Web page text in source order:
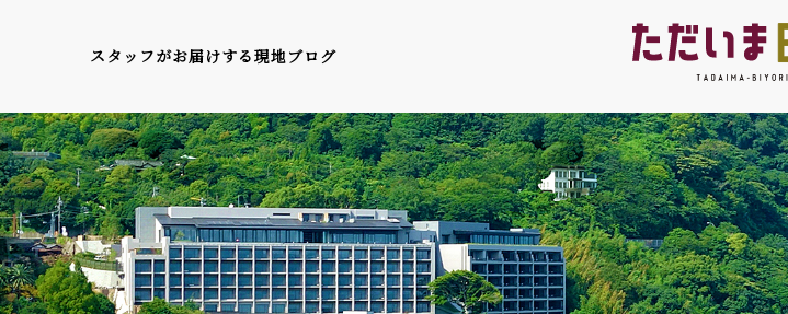
スタッフがお届けする現地ブログ